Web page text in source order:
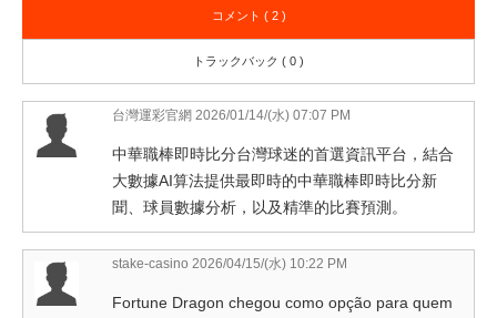
コメント ( 2 )
トラックバック ( 0 )
台灣運彩官網 2026/01/14/(水) 07:07 PM
中華職棒即時比分台灣球迷的首選資訊平台，結合
大數據AI算法提供最即時的中華職棒即時比分新
聞、球員數據分析，以及精準的比賽預測。
stake-casino 2026/04/15/(水) 10:22 PM
Fortune Dragon chegou como opção para quem